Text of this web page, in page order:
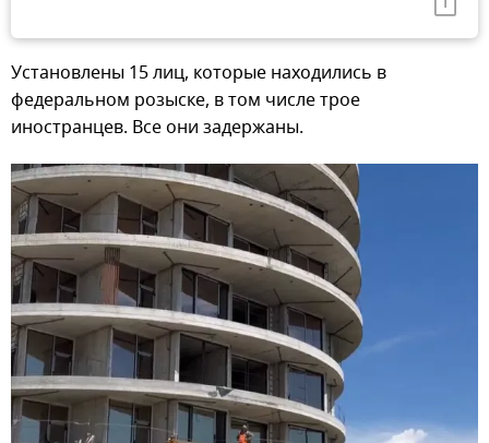
Установлены 15 лиц, которые находились в
федеральном розыске, в том числе трое
иностранцев. Все они задержаны.